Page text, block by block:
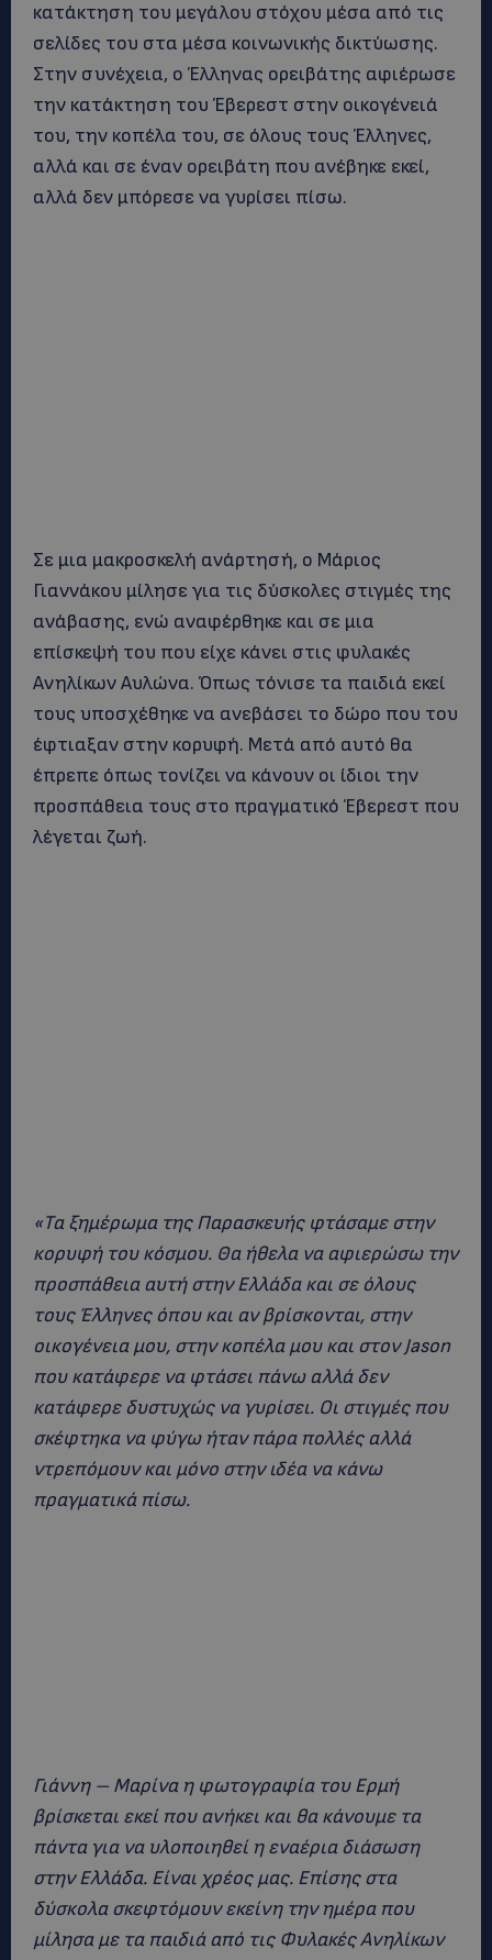
κατάκτηση του μεγάλου στόχου μέσα από τις
σελίδες του στα μέσα κοινωνικής δικτύωσης.
Στην συνέχεια, ο Έλληνας ορειβάτης αφιέρωσε
την κατάκτηση του Έβερεστ στην οικογένειά
του, την κοπέλα του, σε όλους τους Έλληνες,
αλλά και σε έναν ορειβάτη που ανέβηκε εκεί,
αλλά δεν μπόρεσε να γυρίσει πίσω.
Σε μια μακροσκελή ανάρτησή, ο Μάριος
Γιαννάκου μίλησε για τις δύσκολες στιγμές της
ανάβασης, ενώ αναφέρθηκε και σε μια
επίσκεψή του που είχε κάνει στις φυλακές
Ανηλίκων Αυλώνα. Όπως τόνισε τα παιδιά εκεί
τους υποσχέθηκε να ανεβάσει το δώρο που του
έφτιαξαν στην κορυφή. Μετά από αυτό θα
έπρεπε όπως τονίζει να κάνουν οι ίδιοι την
προσπάθεια τους στο πραγματικό Έβερεστ που
λέγεται ζωή.
«Τα ξημέρωμα της Παρασκευής φτάσαμε στην
κορυφή του κόσμου. Θα ήθελα να αφιερώσω την
προσπάθεια αυτή στην Ελλάδα και σε όλους
τους Έλληνες όπου και αν βρίσκονται, στην
οικογένεια μου, στην κοπέλα μου και στον Jason
που κατάφερε να φτάσει πάνω αλλά δεν
κατάφερε δυστυχώς να γυρίσει. Οι στιγμές που
σκέφτηκα να φύγω ήταν πάρα πολλές αλλά
ντρεπόμουν και μόνο στην ιδέα να κάνω
πραγματικά πίσω.
Γιάννη – Μαρίνα η φωτογραφία του Ερμή
βρίσκεται εκεί που ανήκει και θα κάνουμε τα
πάντα για να υλοποιηθεί η εναέρια διάσωση
στην Ελλάδα. Είναι χρέος μας. Επίσης στα
δύσκολα σκεφτόμουν εκείνη την ημέρα που
μίλησα με τα παιδιά από τις Φυλακές Ανηλίκων